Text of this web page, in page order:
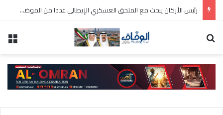
“الصحة” تفتتح قسم علاج أسنان الأطفال بمركز المطلاع للحوادث (10 N)